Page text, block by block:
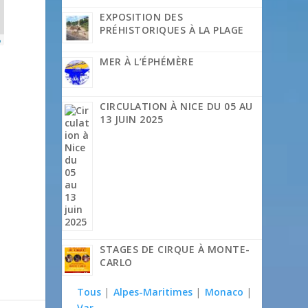
EXPOSITION DES
PRÉHISTORIQUES À LA PLAGE
MER À L’ÉPHÉMÈRE
CIRCULATION À NICE DU 05 AU
13 JUIN 2025
STAGES DE CIRQUE À MONTE-
CARLO
Tous | Alpes-Maritimes | Monaco |